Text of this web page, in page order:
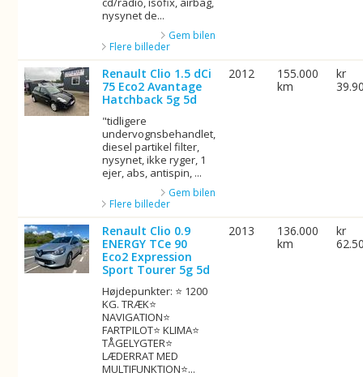
nysynet de...
Gem bilen
Flere billeder
Renault Clio 1.5 dCi
75 Eco2 Avantage
Hatchback 5g 5d
"tidligere
undervognsbehandlet,
diesel partikel filter,
nysynet, ikke ryger, 1
ejer, abs, antispin, ...
Gem bilen
Flere billeder
2012
155.000
km
kr
Renault Clio 0.9
ENERGY TCe 90
Eco2 Expression
Sport Tourer 5g 5d
Højdepunkter: ⭐ 1200
KG. TRÆK⭐
NAVIGATION⭐
FARTPILOT⭐ KLIMA⭐
TÅGELYGTER⭐
LÆDERRAT MED
MULTIFUNKTION⭐...
2013
136.000
km
kr